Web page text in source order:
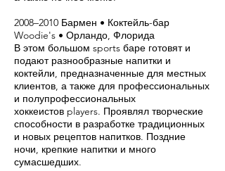
2008–2010 Бармен • Коктейль-бар
Woodie's • Орландо, Флорида
В этом большом sports баре готовят и
подают разнообразные напитки и
коктейли, предназначенные для местных
клиентов, а также для профессиональных
и полупрофессиональных
хоккеистов players. Проявлял творческие
способности в разработке традиционных
и новых рецептов напитков. Поздние
ночи, крепкие напитки и много
сумасшедших.